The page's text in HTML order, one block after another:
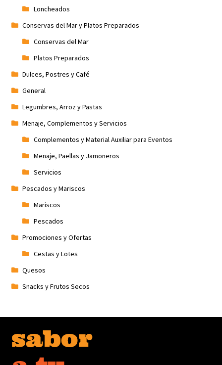
Loncheados
Conservas del Mar y Platos Preparados
Conservas del Mar
Platos Preparados
Dulces, Postres y Café
General
Legumbres, Arroz y Pastas
Menaje, Complementos y Servicios
Complementos y Material Auxiliar para Eventos
Menaje, Paellas y Jamoneros
Servicios
Pescados y Mariscos
Mariscos
Pescados
Promociones y Ofertas
Cestas y Lotes
Quesos
Snacks y Frutos Secos